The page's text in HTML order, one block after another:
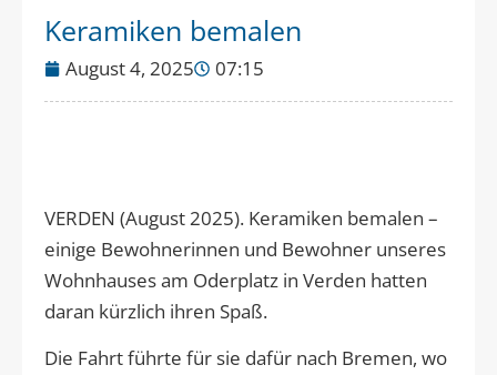
Keramiken bemalen
August 4, 2025 07:15
VERDEN (August 2025). Keramiken bemalen –
einige Bewohnerinnen und Bewohner unseres
Wohnhauses am Oderplatz in Verden hatten
daran kürzlich ihren Spaß.
Die Fahrt führte für sie dafür nach Bremen, wo